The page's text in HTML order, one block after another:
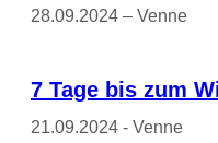
28.09.2024 – Venne
7 Tage bis zum
21.09.2024 - Venne